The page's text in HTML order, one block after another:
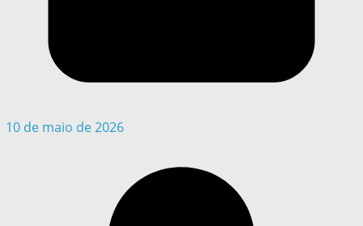
10 de maio de 2026